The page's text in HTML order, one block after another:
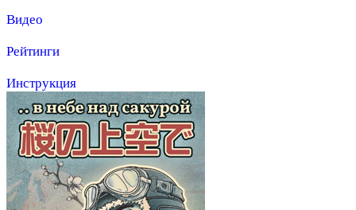
Видео
Рейтинги
Инструкция